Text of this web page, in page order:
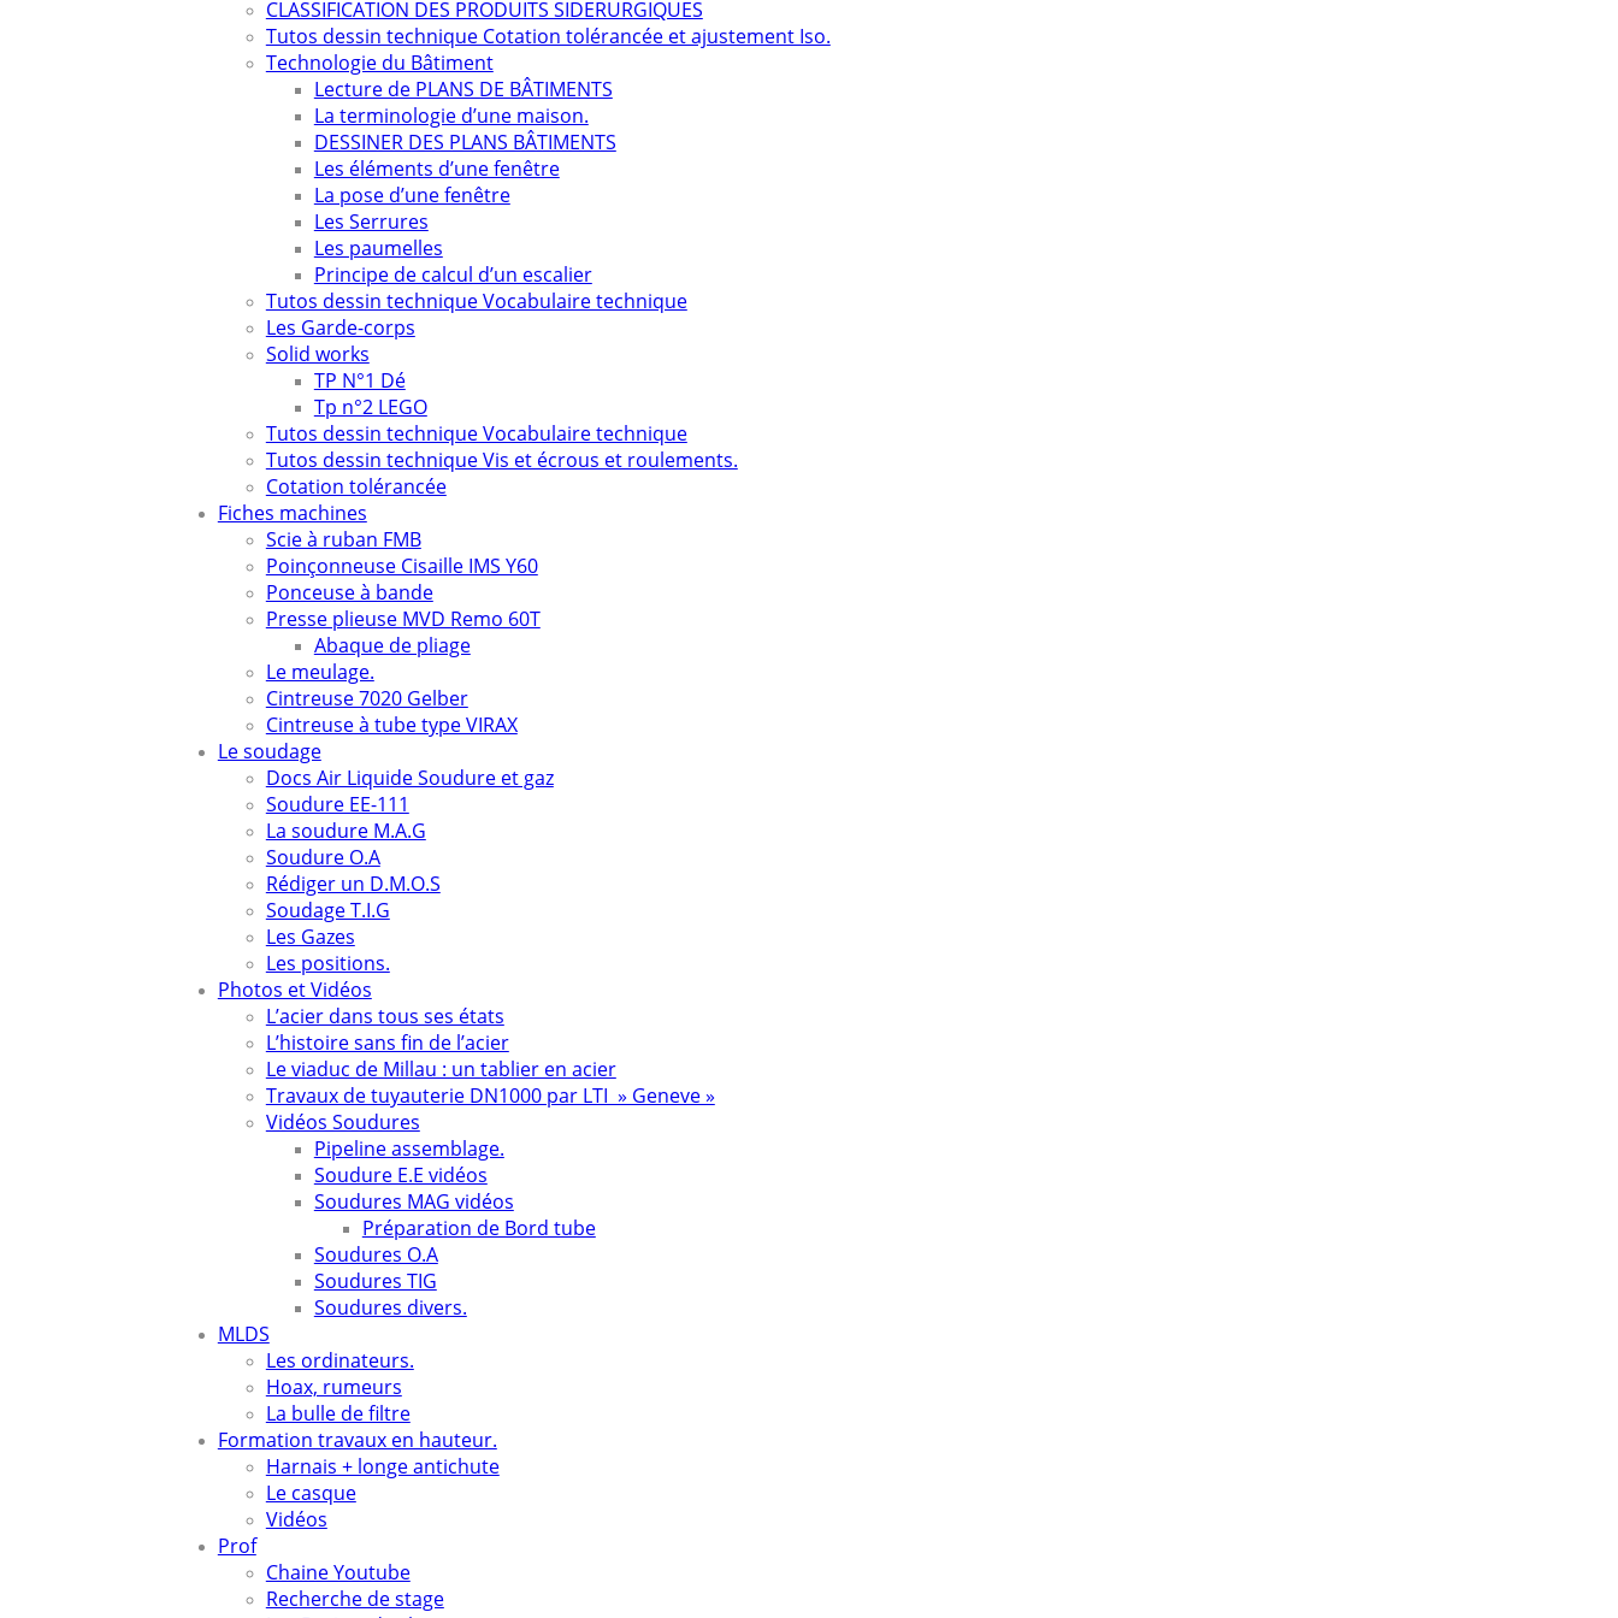
CLASSIFICATION DES PRODUITS SIDERURGIQUES
Tutos dessin technique Cotation tolérancée et ajustement Iso.
Technologie du Bâtiment
Lecture de PLANS DE BÂTIMENTS
La terminologie d’une maison.
DESSINER DES PLANS BÂTIMENTS
Les éléments d’une fenêtre
La pose d’une fenêtre
Les Serrures
Les paumelles
Principe de calcul d’un escalier
Tutos dessin technique Vocabulaire technique
Les Garde-corps
Solid works
TP N°1 Dé
Tp n°2 LEGO
Tutos dessin technique Vocabulaire technique
Tutos dessin technique Vis et écrous et roulements.
Cotation tolérancée
Fiches machines
Scie à ruban FMB
Poinçonneuse Cisaille IMS Y60
Ponceuse à bande
Presse plieuse MVD Remo 60T
Abaque de pliage
Le meulage.
Cintreuse 7020 Gelber
Cintreuse à tube type VIRAX
Le soudage
Docs Air Liquide Soudure et gaz
Soudure EE-111
La soudure M.A.G
Soudure O.A
Rédiger un D.M.O.S
Soudage T.I.G
Les Gazes
Les positions.
Photos et Vidéos
L’acier dans tous ses états
L’histoire sans fin de l’acier
Le viaduc de Millau : un tablier en acier
Travaux de tuyauterie DN1000 par LTI » Geneve »
Vidéos Soudures
Pipeline assemblage.
Soudure E.E vidéos
Soudures MAG vidéos
Préparation de Bord tube
Soudures O.A
Soudures TIG
Soudures divers.
MLDS
Les ordinateurs.
Hoax, rumeurs
La bulle de filtre
Formation travaux en hauteur.
Harnais + longe antichute
Le casque
Vidéos
Prof
Chaine Youtube
Recherche de stage